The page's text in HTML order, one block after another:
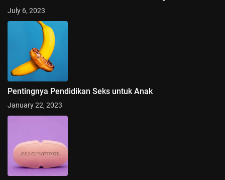
July 6, 2023
Pentingnya Pendidikan Seks untuk Anak
January 22, 2023